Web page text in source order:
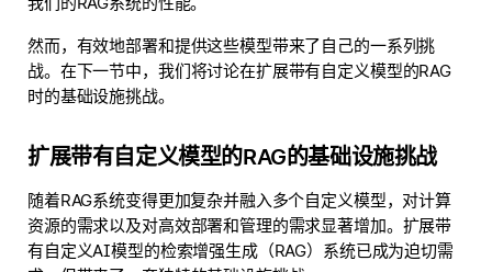
然而，有效地部署和提供这些模型带来了自己的一系列挑
战。在下一节中，我们将讨论在扩展带有自定义模型的RAG
时的基础设施挑战。
扩展带有自定义模型的RAG的基础设施挑战
随着RAG系统变得更加复杂并融入多个自定义模型，对计算
资源的需求以及对高效部署和管理的需求显著增加。扩展带
有自定义AI模型的检索增强生成（RAG）系统已成为迫切需